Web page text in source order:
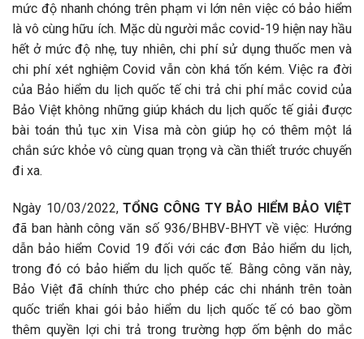
mức độ nhanh chóng trên phạm vi lớn nên việc có bảo hiểm
là vô cùng hữu ích. Mặc dù người mắc covid-19 hiện nay hầu
hết ở mức độ nhẹ, tuy nhiên, chi phí sử dụng thuốc men và
chi phí xét nghiệm Covid vẫn còn khá tốn kém. Việc ra đời
của Bảo hiểm du lịch quốc tế chi trả chi phí mắc covid của
Bảo Việt không những giúp khách du lịch quốc tế giải được
bài toán thủ tục xin Visa mà còn giúp họ có thêm một lá
chắn sức khỏe vô cùng quan trọng và cần thiết trước chuyến
đi xa.
Ngày 10/03/2022,TỔNG CÔNG TY BẢO HIỂM BẢO VIỆT
đã ban hành công văn số 936/BHBV-BHYT về việc: Hướng
dẫn bảo hiểm Covid 19 đối với các đơn Bảo hiểm du lịch,
trong đó có bảo hiểm du lịch quốc tế. Bằng công văn này,
Bảo Việt đã chính thức cho phép các chi nhánh trên toàn
quốc triển khai gói bảo hiểm du lịch quốc tế có bao gồm
thêm quyền lợi chi trả trong trường hợp ốm bệnh do mắc